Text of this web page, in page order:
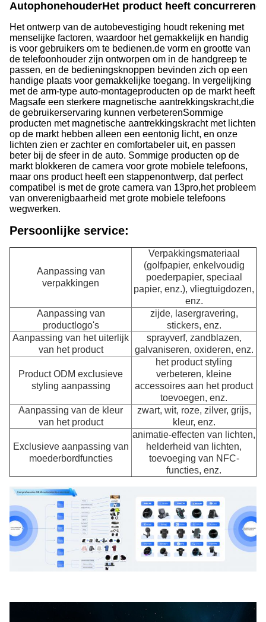
AutophonehouderHet product heeft
Het ontwerp van de autobevestiging houdt rekening met
menselijke factoren, waardoor het gemakkelijk en handig
is voor gebruikers om te bedienen.de vorm en grootte van
de telefoonhouder zijn ontworpen om in de handgreep te
passen, en de bedieningsknoppen bevinden zich op een
handige plaats voor gemakkelijke toegang. In vergelijking
met de arm-type auto-montageproducten op de markt heeft
Magsafe een sterkere magnetische aantrekkingskracht,die
de gebruikerservaring kunnen verbeterenSommige
producten met magnetische aantrekkingskracht met lichten
op de markt hebben alleen een eentonig licht, en onze
lichten zien er zachter en comfortabeler uit, en passen
beter bij de sfeer in de auto. Sommige producten op de
markt blokkeren de camera voor grote mobiele telefoons,
maar ons product heeft een stappenontwerp, dat perfect
compatibel is met de grote camera van 13pro,het probleem
van onverenigbaarheid met grote mobiele telefoons
wegwerken.
Persoonlijke service:
Aanpassing van
verpakkingen
Verpakkingsmateriaal
(golfpapier, enkelvoudig
poederpapier, speciaal
papier, enz.), vliegtuigdozen,
enz.
Aanpassing van
productlogo's
zijde, lasergravering,
stickers, enz.
Aanpassing van het uiterlijk
van het product
sprayverf, zandblazen,
galvaniseren, oxideren, enz.
Product ODM exclusieve
styling aanpassing
het product styling
verbeteren, kleine
accessoires aan het product
toevoegen, enz.
Aanpassing van de kleur
van het product
zwart, wit, roze, zilver, grijs,
kleur, enz.
Exclusieve aanpassing van
moederbordfuncties
animatie-effecten van lichten,
helderheid van lichten,
toevoeging van NFC-
functies, enz.